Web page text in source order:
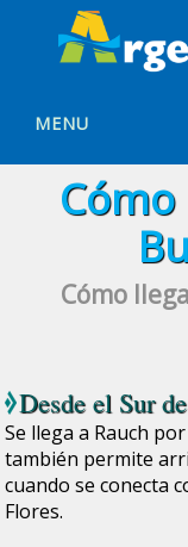
MENU
Cómo
Cómo
Desde el Sur
Se llega a Rauch
también permite
cuando se conecta
Flores.